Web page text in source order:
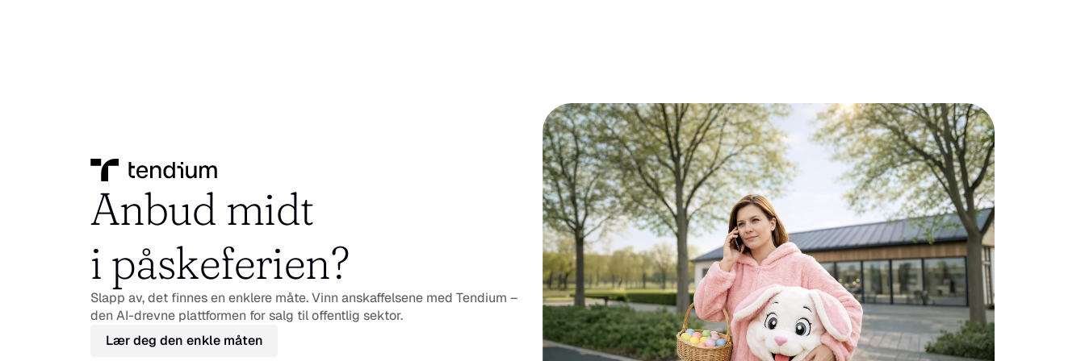
Anbud midt
i påskeferien?
Slapp av, det finnes en enklere måte. Vinn anskaffelsene med Tendium –
den AI-drevne plattformen for salg til offentlig sektor.
Lær deg den enkle måten